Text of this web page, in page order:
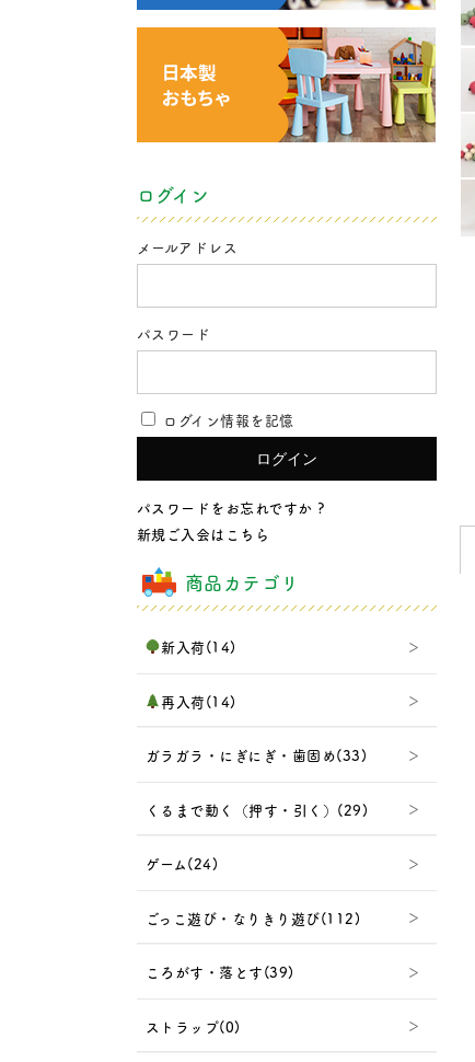
ログイン
メールアドレス
パスワード
ログイン情報を記憶
パスワードをお忘れですか ?
新規ご入会はこちら
商品カテゴリ
新入荷(14)
再入荷(14)
ガラガラ・にぎにぎ・歯固め(33)
くるまで動く（押す・引く）(29)
ゲーム(24)
ごっこ遊び・なりきり遊び(112)
ころがす・落とす(39)
ストラップ(0)